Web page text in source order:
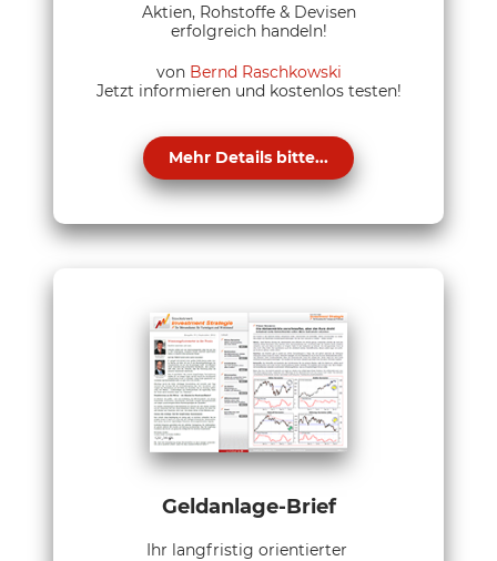
Aktien, Rohstoffe & Devisen
erfolgreich handeln!
von Bernd Raschkowski
Jetzt informieren und kostenlos testen!
Mehr Details bitte...
Geldanlage-Brief
Ihr langfristig orientierter